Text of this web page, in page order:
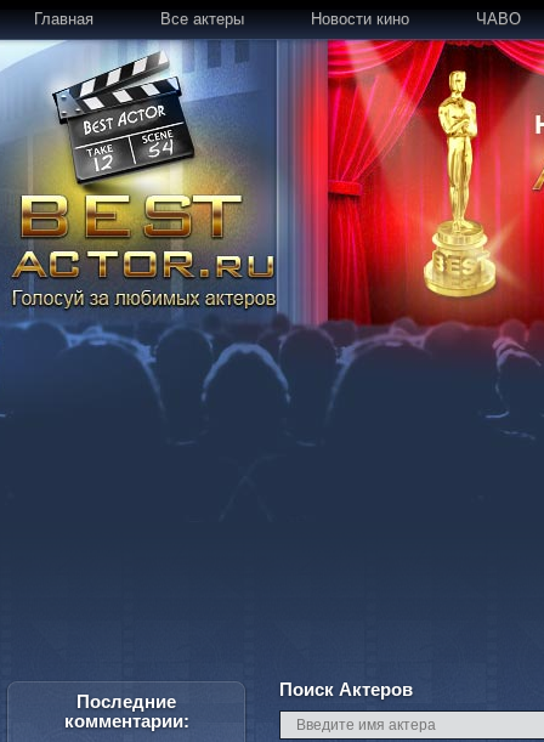
Главная Все актеры Новости кино ЧАВО
Поиск Актеров
Последние
комментарии: